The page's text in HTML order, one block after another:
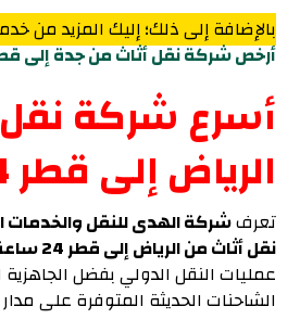
بالإضافة إلى ذلك؛ إليك المزيد من
أرخص شركة نقل أثاث من جدة إلى
أسرع شركة
الرياض إلى قطر 24 ساعة
تعرفشركة الهدى للنقل والخدمات
نقل أثاث من الرياض إلى قطر 24 ساعة
عمليات النقل الدولي بفضل
الشاحنات الحديثة المتوفرة على